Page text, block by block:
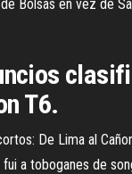
Bolsas en vez de
T6.
De Lima al
a toboganes de